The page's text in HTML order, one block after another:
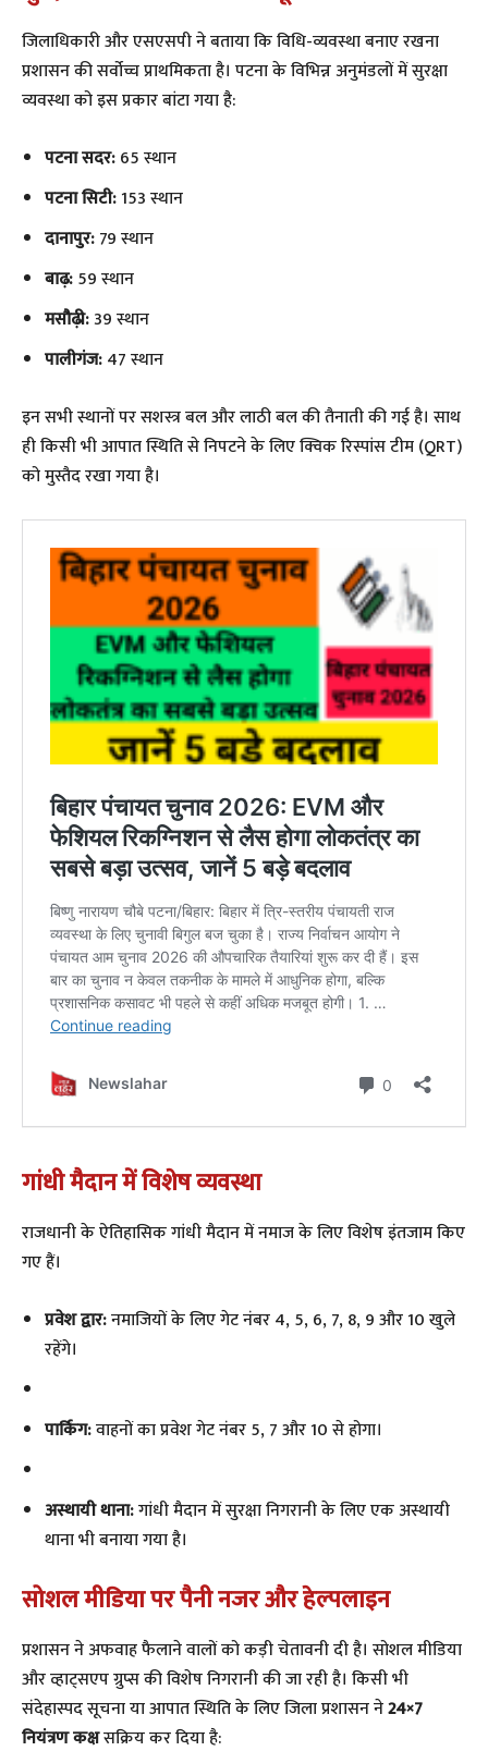
​जिलाधिकारी और एसएसपी ने बताया कि विधि-व्यवस्था बनाए रखना
प्रशासन की सर्वोच्च प्राथमिकता है। पटना के विभिन्न अनुमंडलों में सुरक्षा
व्यवस्था को इस प्रकार बांटा गया है:
पटना सदर:65 स्थान
पटना सिटी:153 स्थान
दानापुर:79 स्थान
बाढ़:59 स्थान
मसौढ़ी:39 स्थान
पालीगंज:47 स्थान
​इन सभी स्थानों पर सशस्त्र बल और लाठी बल की तैनाती की गई है। साथ
ही किसी भी आपात स्थिति से निपटने के लिए क्विक रिस्पांस टीम (QRT)
को मुस्तैद रखा गया है।
गांधी मैदान में विशेष व्यवस्था
​राजधानी के ऐतिहासिक गांधी मैदान में नमाज के लिए विशेष इंतजाम किए
गए हैं।
प्रवेश द्वार:नमाजियों के लिए गेट नंबर 4, 5, 6, 7, 8, 9 और 10 खुले
रहेंगे।
पार्किंग:वाहनों का प्रवेश गेट नंबर 5, 7 और 10 से होगा।
अस्थायी थाना:गांधी मैदान में सुरक्षा निगरानी के लिए एक अस्थायी
थाना भी बनाया गया है।
सोशल मीडिया पर पैनी नजर और हेल्पलाइन
​प्रशासन ने अफवाह फैलाने वालों को कड़ी चेतावनी दी है। सोशल मीडिया
और व्हाट्सएप ग्रुप्स की विशेष निगरानी की जा रही है। किसी भी
संदेहास्पद सूचना या आपात स्थिति के लिए जिला प्रशासन ने24×7
नियंत्रण कक्षसक्रिय कर दिया है: